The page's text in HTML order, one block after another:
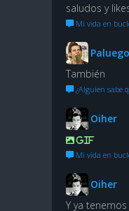
saludos y
Mi vida en
Paluego
También
¿Alguien sabe
Oiher
GIF
Mi vida en
Oiher
Y ya